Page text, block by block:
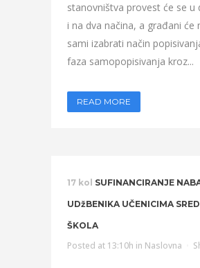
stanovništva provest će se u
i na dva načina, a građani će
sami izabrati način
faza samopopisivanja kroz...
READ MORE
17 kol SUFINANCIRANJE
UDžBENIKA UČENICIMA
ŠKOLA
Posted at 13:10h in Naslovna